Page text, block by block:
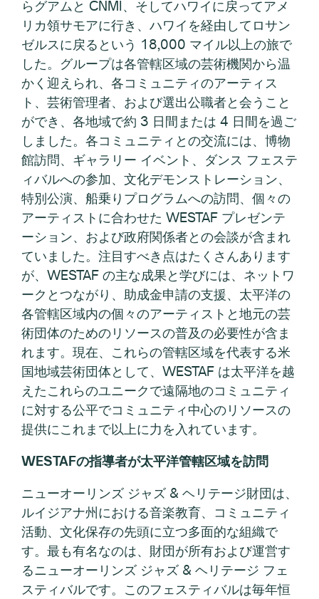
らグアムと CNMI、そしてハワイに戻ってアメ
リカ領サモアに行き、ハワイを経由してロサン
ゼルスに戻るという 18,000 マイル以上の旅で
した。グループは各管轄区域の芸術機関から温
かく迎えられ、各コミュニティのアーティス
ト、芸術管理者、および選出公職者と会うこと
ができ、各地域で約 3 日間または 4 日間を過ご
しました。各コミュニティとの交流には、博物
館訪問、ギャラリー イベント、ダンス フェステ
ィバルへの参加、文化デモンストレーション、
特別公演、船乗りプログラムへの訪問、個々の
アーティストに合わせた WESTAF プレゼンテ
ーション、および政府関係者との会談が含まれ
ていました。注目すべき点はたくさんあります
が、WESTAF の主な成果と学びには、ネットワ
ークとつながり、助成金申請の支援、太平洋の
各管轄区域内の個々のアーティストと地元の芸
術団体のためのリソースの普及の必要性が含ま
れます。現在、これらの管轄区域を代表する米
国地域芸術団体として、WESTAF は太平洋を越
えたこれらのユニークで遠隔地のコミュニティ
に対する公平でコミュニティ中心のリソースの
提供にこれまで以上に力を入れています。
WESTAFの指導者が太平洋管轄区域を訪問
ニューオーリンズ ジャズ & ヘリテージ財団は、
ルイジアナ州における音楽教育、コミュニティ
活動、文化保存の先頭に立つ多面的な組織で
す。最も有名なのは、財団が所有および運営す
るニューオーリンズ ジャズ & ヘリテージ フェ
スティバルです。このフェスティバルは毎年恒